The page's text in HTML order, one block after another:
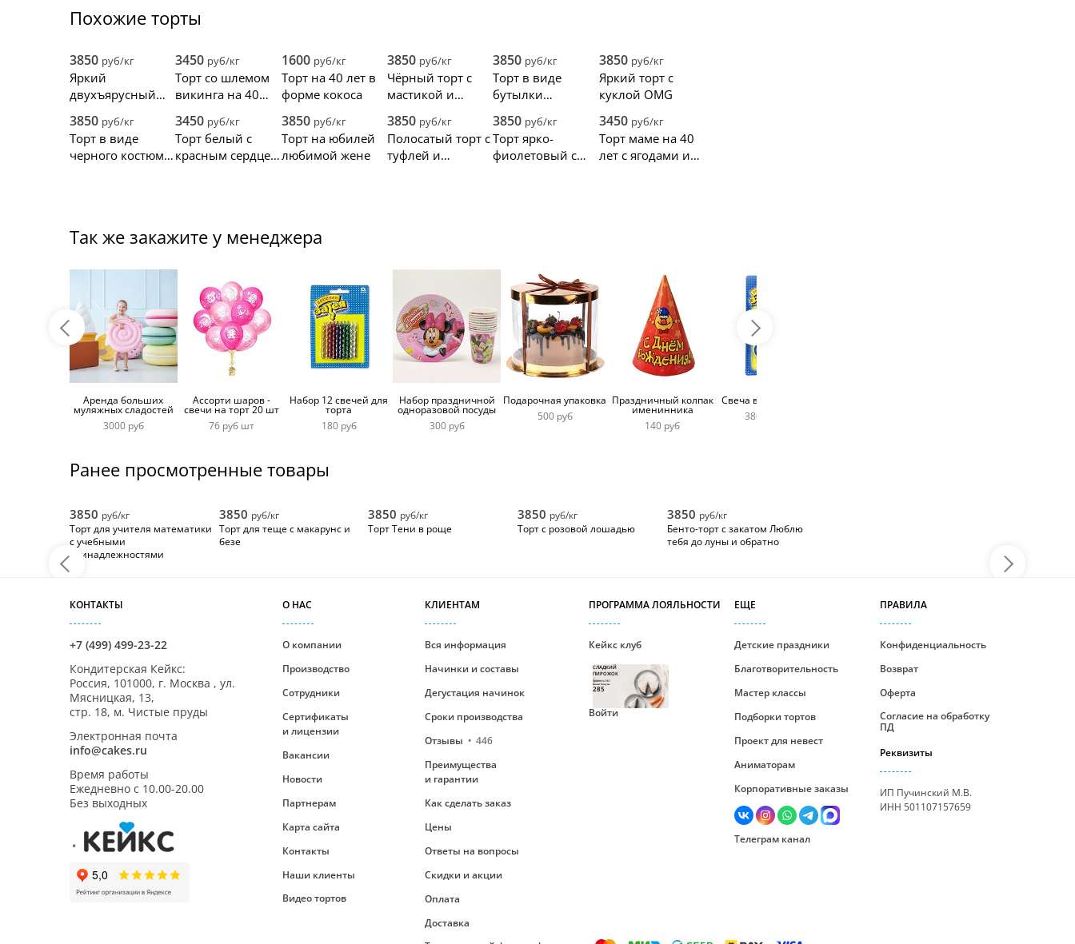
Похожие торты
3850 руб/кг
Яркий
двухъярусный
цветов на день
рождения
3450 руб/кг
Торт со шлемом
викинга на 40
1600 руб/кг
Торт на 40 лет в
форме кокоса
3850 руб/кг
Чёрный торт с
мастикой и
3850 руб/кг
Торт в виде
бутылки
медном ведерке
со льдом
3850 руб/кг
Яркий торт с
куклой OMG
3850 руб/кг
Торт в виде
черного костюма
3450 руб/кг
Торт белый с
красным сердцем
3850 руб/кг
Торт на юбилей
любимой жене
3850 руб/кг
Полосатый торт с
туфлей и
3850 руб/кг
Торт ярко-
фиолетовый с
3450 руб/кг
Торт маме на 40
лет с ягодами и
Так же закажите у менеджера
Аренда больших
муляжных сладостей
3000 руб
Ассорти шаров -
свечи на торт 20 шт
76 руб шт
Набор 12 свечей для
торта
180 руб
Набор праздничной
одноразовой посуды
300 руб
Подарочная упаковка
500 руб
Праздничный колпак
именинника
140 руб
Свеча в виде цифры
380 руб шт
Ранее просмотренные товары
3850 руб/кг
Торт для учителя математики
с учебными
принадлежностями
3850 руб/кг
Торт для теще с макарунс и
безе
3850 руб/кг
Торт Тени в роще
3850 руб/кг
Торт с розовой лошадью
3850 руб/кг
Бенто-торт с закатом Люблю
тебя до луны и обратно
КОНТАКТЫ
+7 (499) 499-23-22
Кондитерская Кейкс:
Россия, 101000, г. Москва , ул.
Мясницкая, 13,
стр. 18, м. Чистые пруды
Электронная почта
info@cakes.ru
Время работы
Ежедневно с 10.00-20.00
Без выходных
О НАС
О компании
Производство
Сотрудники
Сертификаты
и лицензии
Вакансии
Новости
Партнерам
Карта сайта
Контакты
Наши клиенты
Видео тортов
КЛИЕНТАМ
Вся информация
Начинки и составы
Дегустация начинок
Сроки производства
Отзывы
446
Преимущества
и гарантии
Как сделать заказ
Цены
Ответы на вопросы
Скидки и акции
Оплата
Доставка
ПРОГРАММА ЛОЯЛЬНОСТИ
Кейкс клуб
СЛАДКИЙ
ПИРОЖОК
Уровень №1
Ваши бонусы
285
Войти
ЕЩЕ
Детские праздники
Благотворительность
Мастер классы
Подборки тортов
Проект для невест
Аниматорам
Корпоративные заказы
Телеграм канал
ПРАВИЛА
Конфиденциальность
Возврат
Оферта
Согласие на обработку
ПД
Реквизиты
ИП Пучинский М.В.
ИНН 501107157659